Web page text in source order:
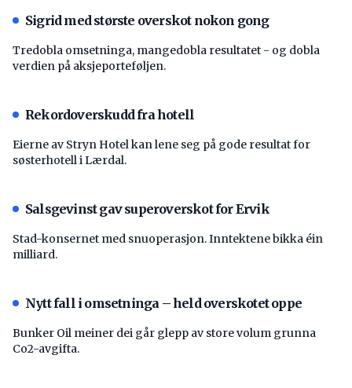
Sigrid med største overskot nokon gong
Tredobla omsetninga, mangedobla resultatet - og dobla
verdien på aksjeporteføljen.
Rekordoverskudd fra hotell
Eierne av Stryn Hotel kan lene seg på gode resultat for
søsterhotell i Lærdal.
Salsgevinst gav superoverskot for Ervik
Stad-konsernet med snuoperasjon. Inntektene bikka éin
milliard.
Nytt fall i omsetninga – held overskotet oppe
Bunker Oil meiner dei går glepp av store volum grunna
Co2-avgifta.